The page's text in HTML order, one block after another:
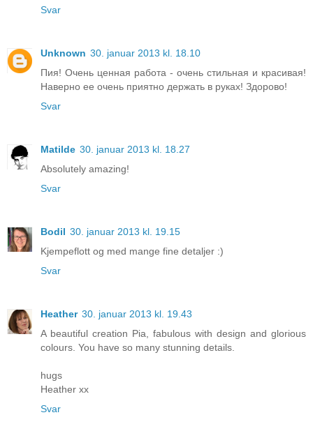
Svar
Unknown 30. januar 2013 kl. 18.10
Пия! Очень ценная работа - очень стильная и красивая!
Наверно ее очень приятно держать в руках! Здорово!
Svar
Matilde 30. januar 2013 kl. 18.27
Absolutely amazing!
Svar
Bodil 30. januar 2013 kl. 19.15
Kjempeflott og med mange fine detaljer :)
Svar
Heather 30. januar 2013 kl. 19.43
A beautiful creation Pia, fabulous with design and glorious
colours. You have so many stunning details.
hugs
Heather xx
Svar